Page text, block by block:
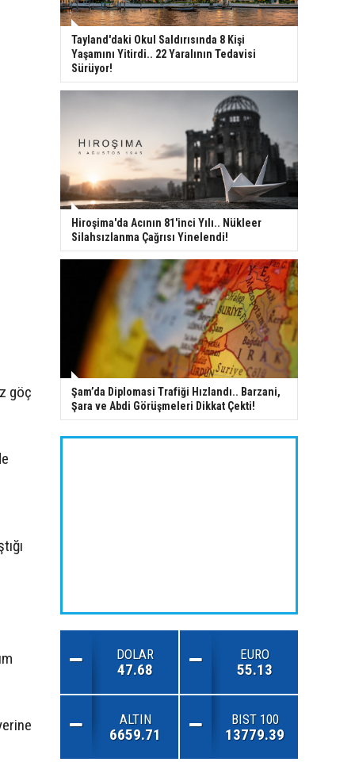
göç
Tayland'daki Okul Saldırısında 8 Kişi
Yaşamını Yitirdi.. 22 Yaralının Tedavisi
Sürüyor!
Hiroşima'da Acının 81'inci Yılı.. Nükleer
Silahsızlanma Çağrısı Yinelendi!
Şam’da Diplomasi Trafiği Hızlandı.. Barzani,
Şara ve Abdi Görüşmeleri Dikkat Çekti!
DOLAR
47.68
EURO
55.13
ALTIN
6659.71
BIST 100
13779.39